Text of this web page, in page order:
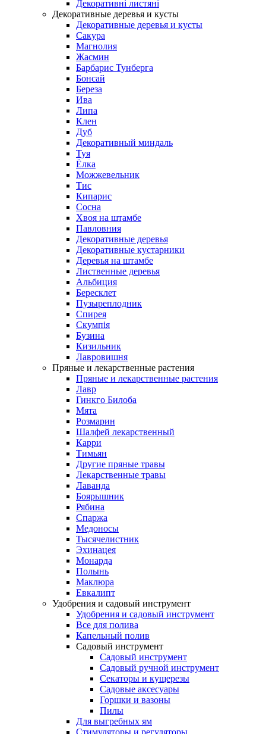
Декоративні листяні
Декоративные деревья и кусты
Декоративные деревья и кусты
Сакура
Магнолия
Жасмин
Барбарис Тунберга
Бонсай
Береза
Ива
Липа
Клен
Дуб
Декоративный миндаль
Туя
Ёлка
Можжевельник
Тис
Кипарис
Сосна
Хвоя на штамбе
Павловния
Декоративные деревья
Декоративные кустарники
Деревья на штамбе
Лиственные деревья
Альбиция
Бересклет
Пузыреплодник
Спирея
Скумпія
Бузина
Кизильник
Лавровишня
Пряные и лекарственные растения
Пряные и лекарственные растения
Лавр
Гинкго Билоба
Мята
Розмарин
Шалфей лекарственный
Карри
Тимьян
Другие пряные травы
Лекарственные травы
Лаванда
Боярышник
Рябина
Спаржа
Медоносы
Тысячелистник
Эхинацея
Монарда
Полынь
Маклюра
Евкалипт
Удобрения и садовый инструмент
Удобрения и садовый инструмент
Все для полива
Капельный полив
Садовый инструмент
Садовый инструмент
Садовый ручной инструмент
Секаторы и кущерезы
Садовые аксесуары
Горшки и вазоны
Пилы
Для выгребных ям
Стимуляторы и регуляторы